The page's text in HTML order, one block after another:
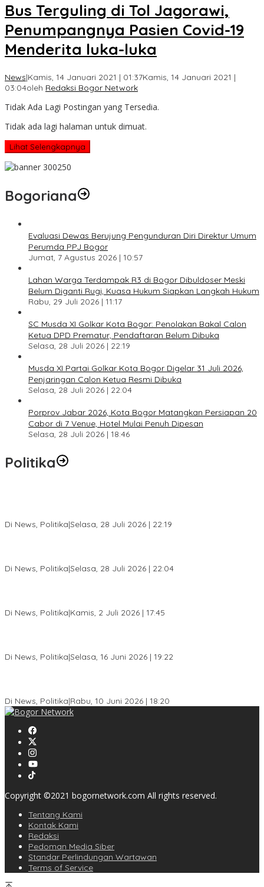
Bus Terguling di Tol Jagorawi,
Penumpangnya Pasien Covid-19
Menderita luka-luka
News|Kamis, 14 Januari 2021 | 01:37Kamis, 14 Januari 2021 |
03:04oleh Redaksi Bogor Network
Tidak Ada Lagi Postingan yang Tersedia.
Tidak ada lagi halaman untuk dimuat.
Lihat Selengkapnya
Bogoriana
Evaluasi Dewas Berujung Pengunduran Diri Direktur Umum
Perumda PPJ Bogor
Jumat, 7 Agustus 2026 | 10:57
Lahan Warga Terdampak R3 di Bogor Dibuldoser Meski
Belum Diganti Rugi, Kuasa Hukum Siapkan Langkah Hukum
Rabu, 29 Juli 2026 | 11:17
SC Musda XI Golkar Kota Bogor: Penolakan Bakal Calon
Ketua DPD Prematur, Pendaftaran Belum Dibuka
Selasa, 28 Juli 2026 | 22:19
Musda XI Partai Golkar Kota Bogor Digelar 31 Juli 2026,
Penjaringan Calon Ketua Resmi Dibuka
Selasa, 28 Juli 2026 | 22:04
Porprov Jabar 2026, Kota Bogor Matangkan Persiapan 20
Cabor di 7 Venue, Hotel Mulai Penuh Dipesan
Selasa, 28 Juli 2026 | 18:46
Politika
Di News, Politika|Selasa, 28 Juli 2026 | 22:19
Di News, Politika|Selasa, 28 Juli 2026 | 22:04
Di News, Politika|Kamis, 2 Juli 2026 | 17:45
Di News, Politika|Selasa, 16 Juni 2026 | 19:22
Di News, Politika|Rabu, 10 Juni 2026 | 18:20
Copyright ©2021 bogornetwork.com All rights reserved.
Tentang Kami
Kontak Kami
Redaksi
Pedoman Media Siber
Standar Perlindungan Wartawan
Terms of Service